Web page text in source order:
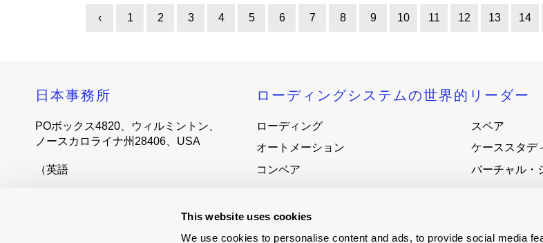
This website uses cookies
We use cookies to personalise content and ads, to provide social media
‹
Previous
1 2 3 4 5 6 7 8 9 10 11 12 13 14
日本事務所
POボックス4820、ウィルミントン、
ノースカロライナ州28406、USA
（英語
ローディングシステムの世界的リーダー
ローディング
オートメーション
コンベア
システム
サービス
スペア
ケーススタデ
バーチャル・
おしゃべりしよう
Terms -